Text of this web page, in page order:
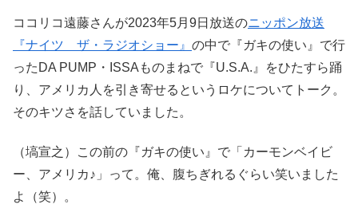
ココリコ遠藤さんが2023年5月9日放送のニッポン放送
『ナイツ ザ・ラジオショー』 の中で『ガキの使い』で行
ったDA PUMP・ISSAものまねで『U.S.A.』をひたすら踊
り、アメリカ人を引き寄せるというロケについてトーク。
そのキツさを話していました。
（塙宣之）この前の『ガキの使い』で「カーモンベイビ
ー、アメリカ♪」って。俺、腹ちぎれるぐらい笑いました
よ（笑）。